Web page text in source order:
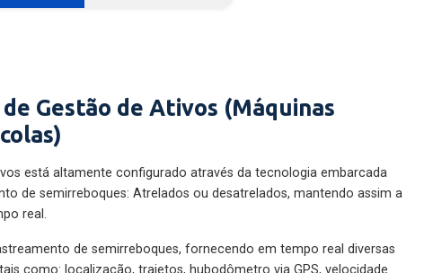
Gestão de Ativos (Máquinas
está altamente configurado através da tecnologia embarcada
de semirreboques: Atrelados ou desatrelados, mantendo assim a
real.
de semirreboques, fornecendo em tempo real diversas
como: localização, trajetos, hubodômetro via GPS, velocidade